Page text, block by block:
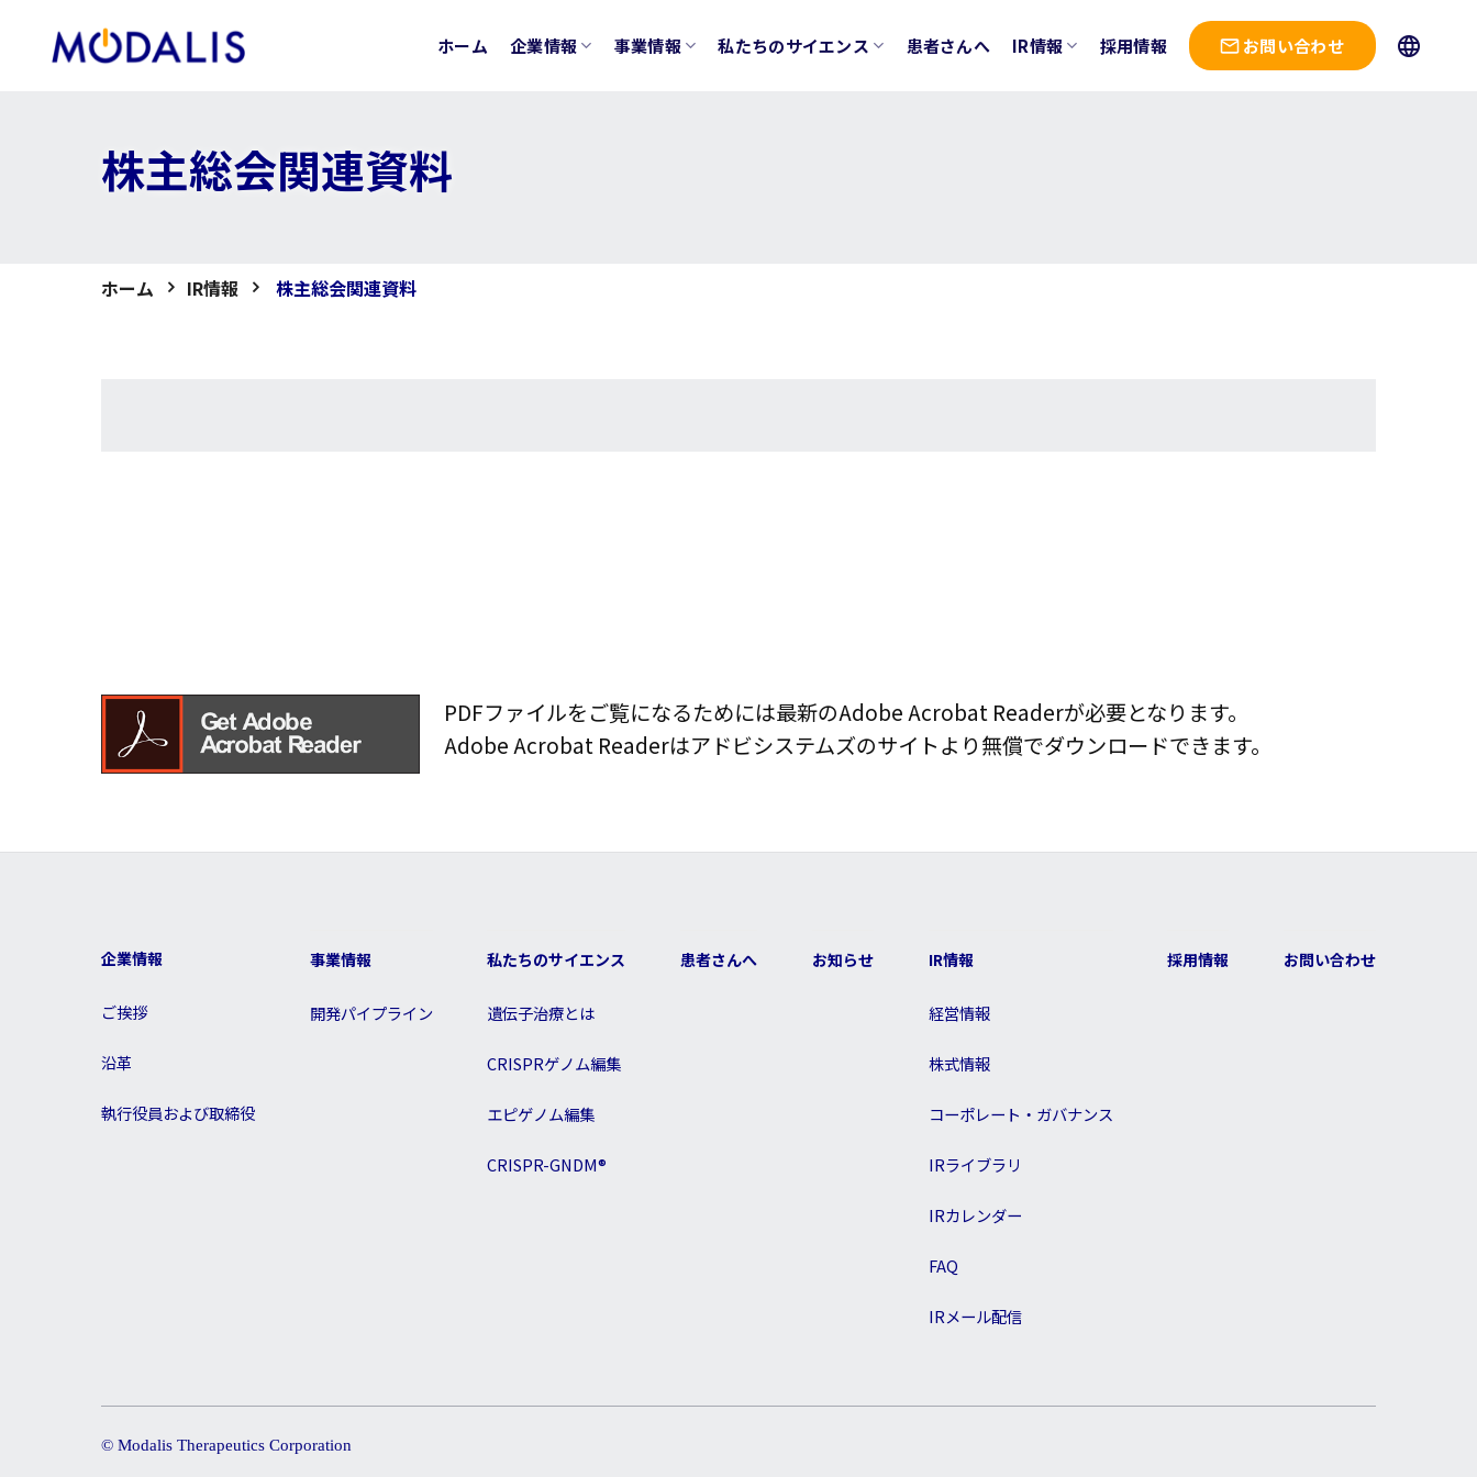
content
ホーム 企業情報 事業情報 私たちのサイエンス 患者さんへ IR情報 採用情報 お問い合わせ
株主総会関連資料
ホーム IR情報 株主総会関連資料
PDFファイルをご覧になるためには最新のAdobe Acrobat Readerが必要となります。
Adobe Acrobat Readerはアドビシステムズのサイトより無償でダウンロードできます。
企業情報
ご挨拶
沿革
執行役員および取締役
事業情報
開発パイプライン
私たちのサイエンス
遺伝子治療とは
CRISPRゲノム編集
エピゲノム編集
CRISPR-GNDM®
患者さんへ お知らせ IR情報
経営情報
株式情報
コーポレート・ガバナンス
IRライブラリ
IRカレンダー
FAQ
IRメール配信
採用情報 お問い合わせ
© Modalis Therapeutics Corporation